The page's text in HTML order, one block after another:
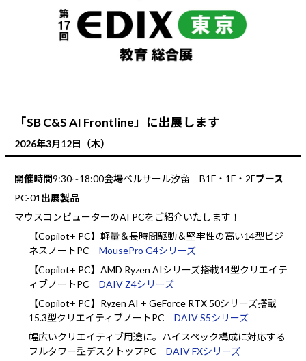
「SB C&S AI Frontline」に出展します
2026年3月12日（木）
開催時間9:30∼18:00会場ベルサール汐留 B1F・1F・2Fブース
PC-01 出展製品
マウスコンピューターのAI PCをご紹介いたします！
【Copilot+ PC】軽量＆長時間駆動＆堅牢性の高い14型ビジ
ネスノートPC MousePro G4シリーズ
【Copilot+ PC】AMD Ryzen AIシリーズ搭載14型クリエイテ
ィブノートPC DAIV Z4シリーズ
【Copilot+ PC】Ryzen AI + GeForce RTX 50シリーズ搭載
15.3型クリエイティブノートPC DAIV S5シリーズ
幅広いクリエイティブ用途に。ハイスペック構成に対応する
フルタワー型デスクトップPC DAIV FXシリーズ